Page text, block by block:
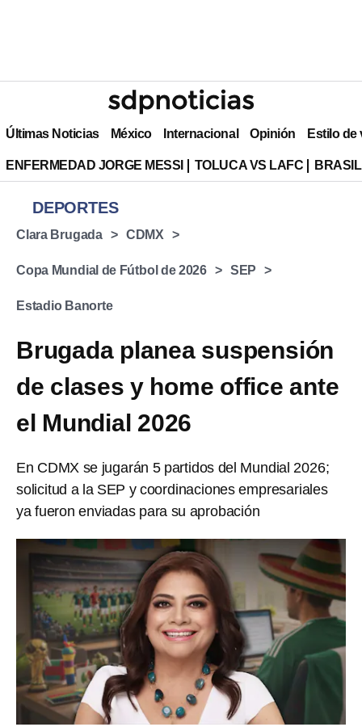
Últimas Noticias México Internacional Opinión Estilo de
ENFERMEDAD JORGE MESSI TOLUCA VS LAFC
DEPORTES
Clara Brugada CDMX
Copa Mundial de Fútbol de 2026 SEP
Estadio Banorte
Brugada planea suspensión
de clases y home office ante
el Mundial 2026
En CDMX se jugarán 5 partidos del Mundial 2026;
solicitud a la SEP y coordinaciones empresariales
ya fueron enviadas para su aprobación